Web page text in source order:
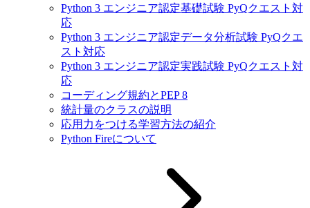
Python 3 エンジニア認定基礎試験 PyQクエスト対
応
Python 3 エンジニア認定データ分析試験 PyQクエ
スト対応
Python 3 エンジニア認定実践試験 PyQクエスト対
応
コーディング規約とPEP 8
統計量のクラスの説明
応用力をつける学習方法の紹介
Python Fireについて